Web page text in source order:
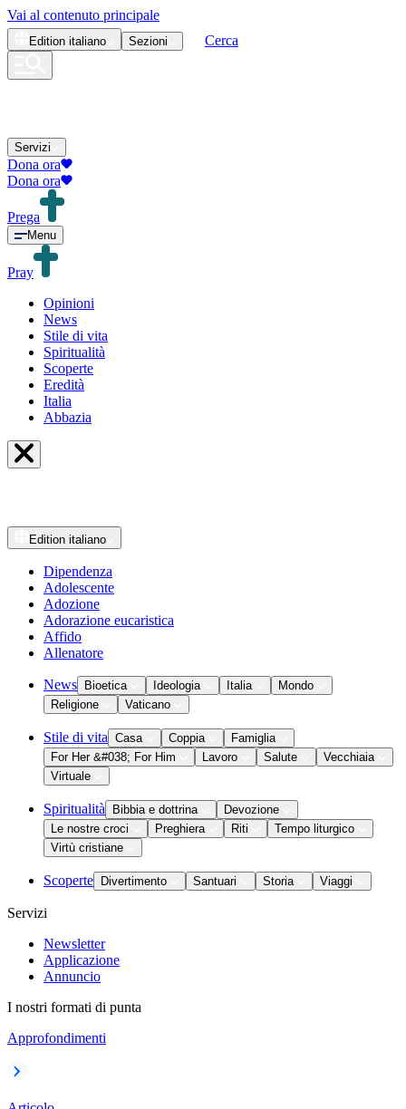
Vai al contenuto principale
Edition italiano Sezioni Cerca
Servizi
Dona ora
Dona ora
Prega
Menu
Pray
Opinioni
News
Stile di vita
Spiritualità
Scoperte
Eredità
Italia
Abbazia
Edition italiano
Dipendenza
Adolescente
Adozione
Adorazione eucaristica
Affido
Allenatore
News Bioetica Ideologia Italia
Mondo
Religione
Vaticano
Stile di vita Casa Coppia
Famiglia
For Her &#038; For Him
Lavoro Salute
Vecchiaia
Virtuale
Spiritualità Bibbia e dottrina
Devozione
Le nostre croci
Preghiera Riti
Tempo liturgico
Virtù cristiane
Scoperte Divertimento Santuari Storia Viaggi
Servizi
Newsletter
Applicazione
Annuncio
I nostri formati di punta
Approfondimenti